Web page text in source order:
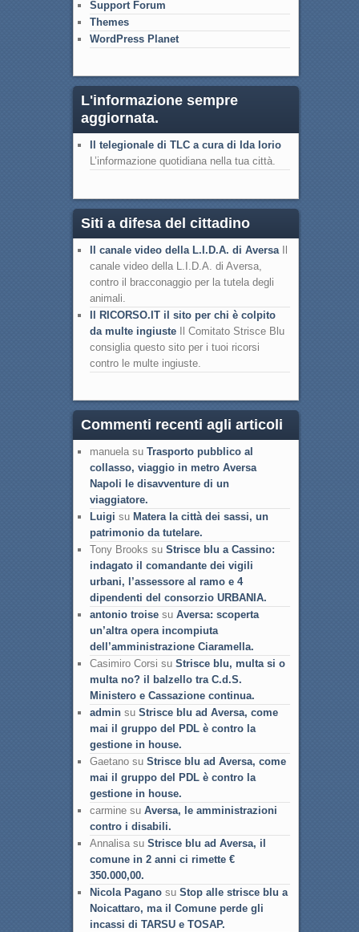
Support Forum
Themes
WordPress Planet
L'informazione sempre
aggiornata.
Il telegionale di TLC a cura di Ida Iorio
L’informazione quotidiana nella tua città.
Siti a difesa del cittadino
Il canale video della L.I.D.A. di AversaIl
canale video della L.I.D.A. di Aversa,
contro il bracconaggio per la tutela degli
animali.
Il RICORSO.IT il sito per chi è colpito
da multe ingiusteIl Comitato Strisce Blu
consiglia questo sito per i tuoi ricorsi
contro le multe ingiuste.
Commenti recenti agli articoli
manuela su Trasporto pubblico al
collasso, viaggio in metro Aversa
Napoli le disavventure di un
viaggiatore.
Luigi su Matera la città dei sassi, un
patrimonio da tutelare.
Tony Brooks su Strisce blu a Cassino:
indagato il comandante dei vigili
urbani, l’assessore al ramo e 4
dipendenti del consorzio URBANIA.
antonio troisesu Aversa: scoperta
un’altra opera incompiuta
dell’amministrazione Ciaramella.
Casimiro Corsi su Strisce blu, multa si o
multa no? il balzello tra C.d.S.
Ministero e Cassazione continua.
adminsu Strisce blu ad Aversa, come
mai il gruppo del PDL è contro la
gestione in house.
Gaetano su Strisce blu ad Aversa, come
mai il gruppo del PDL è contro la
gestione in house.
carmine su Aversa, le amministrazioni
contro i disabili.
Annalisa su Strisce blu ad Aversa, il
comune in 2 anni ci rimette €
350.000,00.
Nicola Paganosu Stop alle strisce blu a
Noicattaro, ma il Comune perde gli
incassi di TARSU e TOSAP.